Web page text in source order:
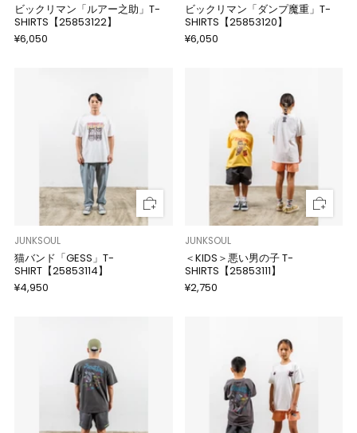
ビックリマン「ルアー之助」T-
SHIRTS【25853122】
¥6,050
ビックリマン「ダンプ魔重」T-
SHIRTS【25853120】
¥6,050
JUNKSOUL
猫バンド「GESS」T-
SHIRT【25853114】
¥4,950
JUNKSOUL
＜KIDS＞悪い男の子 T-
SHIRTS【25853111】
¥2,750